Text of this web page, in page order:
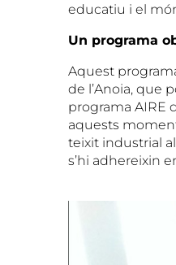
educatiu i el
Un programa
Aquest
de l’Anoia, que
programa AIRE
aquests
teixit industrial
s’hi adhereixin